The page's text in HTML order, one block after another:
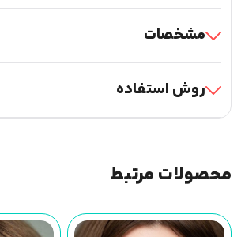
مشخصات
روش استفاده
محصولات مرتبط